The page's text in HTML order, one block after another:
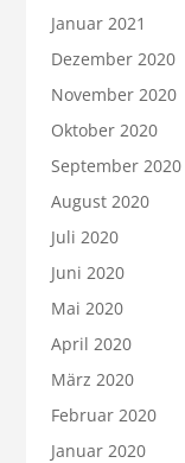
Januar 2021
Dezember 2020
November 2020
Oktober 2020
September 2020
August 2020
Juli 2020
Juni 2020
Mai 2020
April 2020
März 2020
Februar 2020
Januar 2020